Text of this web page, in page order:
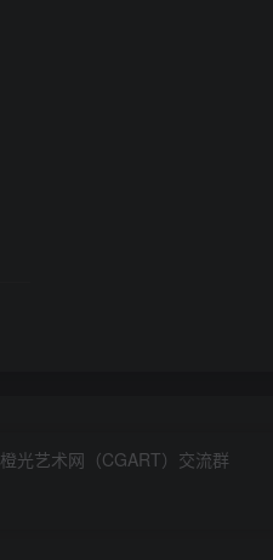
橙光艺术网（CGART）交流群